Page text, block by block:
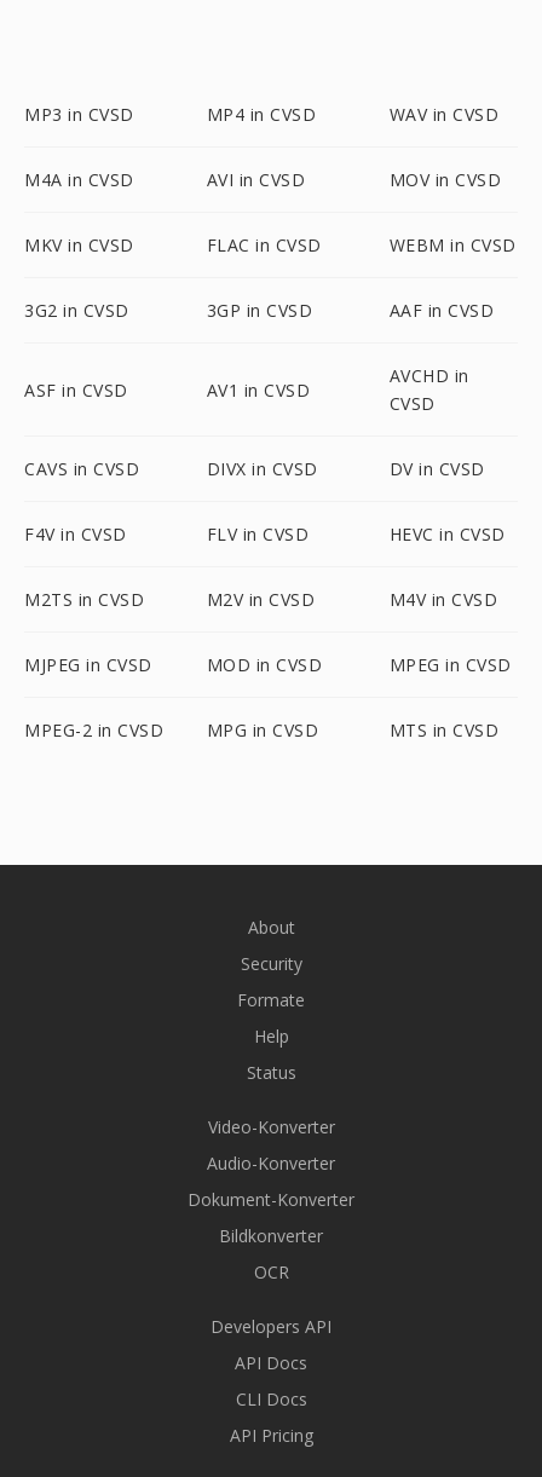
MP3 in CVSD MP4 in CVSD WAV in CVSD
M4A in CVSD AVI in CVSD MOV in CVSD
MKV in CVSD FLAC in CVSD WEBM in CVSD
3G2 in CVSD 3GP in CVSD AAF in CVSD
ASF in CVSD AV1 in CVSD
AVCHD in
CVSD
CAVS in CVSD DIVX in CVSD DV in CVSD
F4V in CVSD FLV in CVSD HEVC in CVSD
M2TS in CVSD M2V in CVSD M4V in CVSD
MJPEG in CVSD MOD in CVSD MPEG in CVSD
MPEG-2 in CVSD MPG in CVSD MTS in CVSD
About
Security
Formate
Help
Status
Video-Konverter
Audio-Konverter
Dokument-Konverter
Bildkonverter
OCR
Developers API
API Docs
CLI Docs
API Pricing